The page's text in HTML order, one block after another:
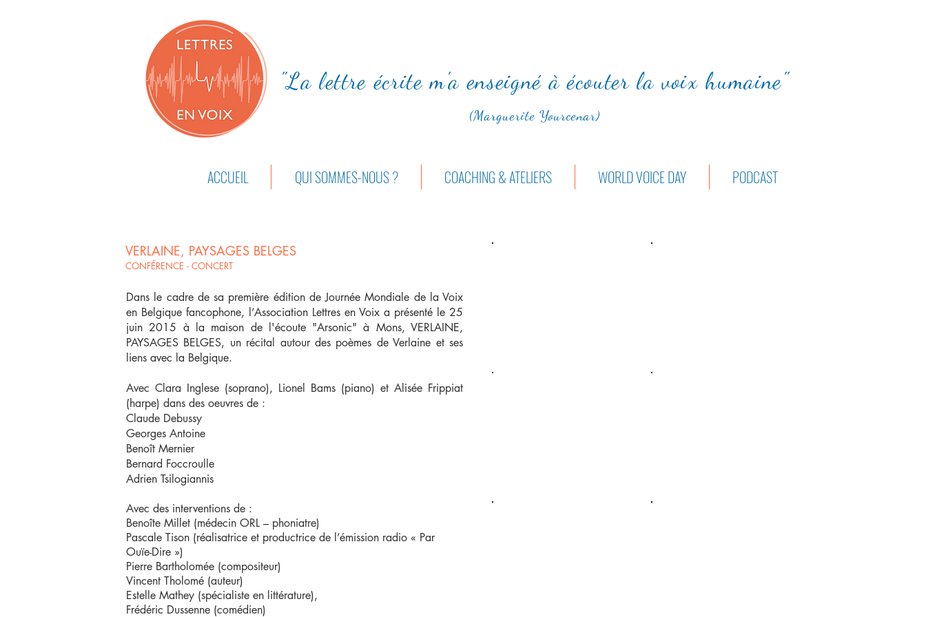
"La lettre écrite m'a enseigné à écouter la voix humaine"
(Marguerite Yourcenar)
ACCUEIL QUI SOMMES-NOUS ? COACHING & ATELIERS WORLD VOICE DAY PODCAST
VERLAINE, PAYSAGES BELGES
CONFÉRENCE - CONCERT
Dans le cadre de sa première édition de Journée Mondiale de la Voix
en Belgique fancophone, l’Association Lettres en Voix a présenté le 25
juin 2015 à la maison de l'écoute "Arsonic" à Mons, VERLAINE,
PAYSAGES BELGES, un récital autour des poèmes de Verlaine et ses
liens avec la Belgique.
Avec Clara Inglese (soprano), Lionel Bams (piano) et Alisée Frippiat
(harpe) dans des oeuvres de :
Claude Debussy
Georges Antoine
Benoît Mernier
Bernard Foccroulle
Adrien Tsilogiannis
Avec des interventions de :
Benoîte Millet (médecin ORL – phoniatre)
Pascale Tison (réalisatrice et productrice de l’émission radio « Par
Ouïe-Dire »)
Pierre Bartholomée (compositeur)
Vincent Tholomé (auteur)
Estelle Mathey (spécialiste en littérature),
Frédéric Dussenne (comédien)